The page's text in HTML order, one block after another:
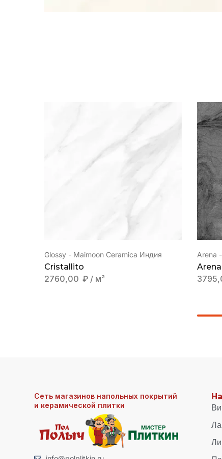
Glossy - Maimoon Ceramica Индия
Cristallito
2760,00 ₽ / м²
Arena
Сеть магазинов напольных покрытий
и керамической плитки